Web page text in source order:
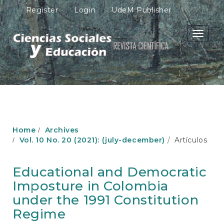
M
a
i
n
N
a
v
i
g
n
n
C
n
t
Register Login UdeM Publisher
Toggle
Home
Archives
Vol. 10 No. 20 (2021): (july-december)
Artículos
Educational and Democratic
Imposture in Colombia
under the 1991 Constitution
Regime